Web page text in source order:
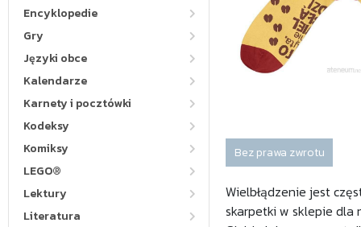
Encyklopedie
Gry
Języki obce
Kalendarze
Karnety i pocztówki
Kodeksy
Komiksy
LEGO®
Lektury
Literatura
Bez prawa zwrotu
Wielbłądzenie jest
skarpetki w sklepie dla